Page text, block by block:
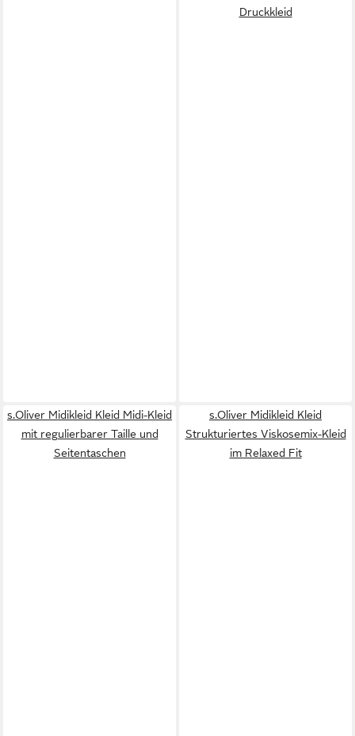
Druckkleid
s.Oliver Midikleid Kleid Midi-Kleid
mit regulierbarer Taille und
Seitentaschen
s.Oliver Midikleid Kleid
Strukturiertes Viskosemix-Kleid
im Relaxed Fit